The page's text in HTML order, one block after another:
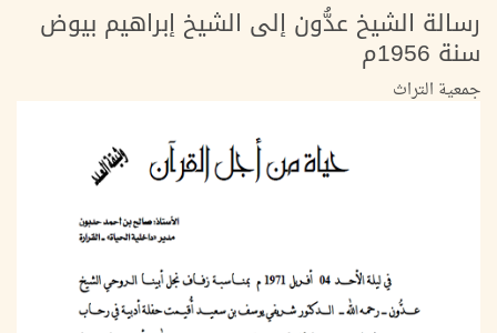
رسالة الشيخ عدُّون إلى الشيخ إبراهيم بيوض
سنة 1956م
جمعية التراث